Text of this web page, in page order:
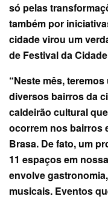
só pelas
também por
cidade virou um
de Festival da
“Neste mês,
diversos bairros da
caldeirão cultural
ocorrem nos bairros
Brasa. De fato, um
11 espaços em
envolve
musicais. Eventos